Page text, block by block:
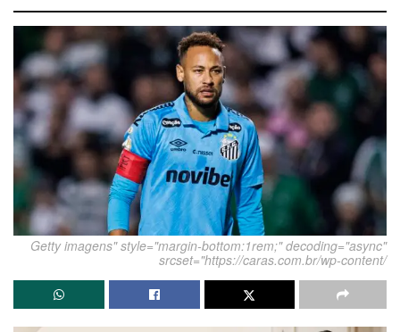
Getty imagens" style="margin-bottom:1rem;" decoding="async"
srcset="https://caras.com.br/wp-content/